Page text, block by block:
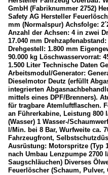
GmbH (Fabriknummer 2752)
Safety AG Hersteller
mm (Normalspur) Achsfolge:
Anzahl der Achsen: 4 in zwei
17.040 mm
Drehgestell: 1.800 mm
90.000 kg Löschwasservorrat:
1.500 Liter Technische Daten
Arbeitsmodul/Generator:
Dieselmotor Deutz (erfüllt
integrierten
mittels eines DPF/Brenners).
für tragbare Atemluftflaschen.
an Führerkabine, Leistung 800
(Wasser) 1 Wasser-/
l/Min. bei 8 Bar, Wurfweite ca.
Fahrzeugfront,
Ausrüstung: Motorspritze (Typ
nach Umbau Lenzpumpe 2700
Saugschläuchen) Diverses
Feuerlöscher (Schaum, Pulver,